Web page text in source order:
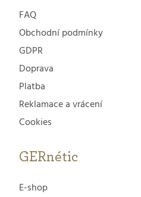
FAQ
Obchodní podmínky
GDPR
Doprava
Platba
Reklamace a vrácení
Cookies
GERnétic
E-shop